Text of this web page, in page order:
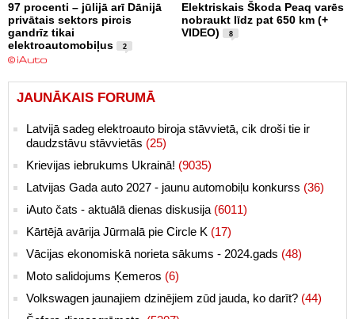
97 procenti – jūlijā arī Dānijā
privātais sektors pircis
gandrīz tikai
elektroautomobiļus
2
Elektriskais Škoda Peaq varēs
nobraukt līdz pat 650 km (+
VIDEO)
8
JAUNĀKAIS FORUMĀ
Latvijā sadeg elektroauto biroja stāvvietā, cik droši tie ir
daudzstāvu stāvvietās (25)
Krievijas iebrukums Ukrainā! (9035)
Latvijas Gada auto 2027 - jaunu automobiļu konkurss (36)
iAuto čats - aktuālā dienas diskusija (6011)
Kārtējā avārija Jūrmalā pie Circle K (17)
Vācijas ekonomiskā norieta sākums - 2024.gads (48)
Moto salidojums Ķemeros (6)
Volkswagen jaunajiem dzinējiem zūd jauda, ko darīt? (44)